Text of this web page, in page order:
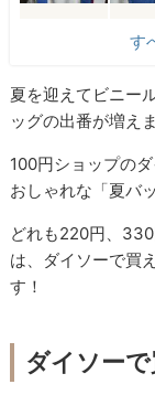
す
夏を迎えてビニー
ッグの出番が増え
100円ショップの
おしゃれな「夏バ
どれも220円、
は、ダイソーで買
す！
ダイソー